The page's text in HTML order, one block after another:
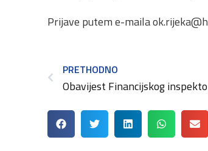
Prijave putem e-maila
PRETHODNO